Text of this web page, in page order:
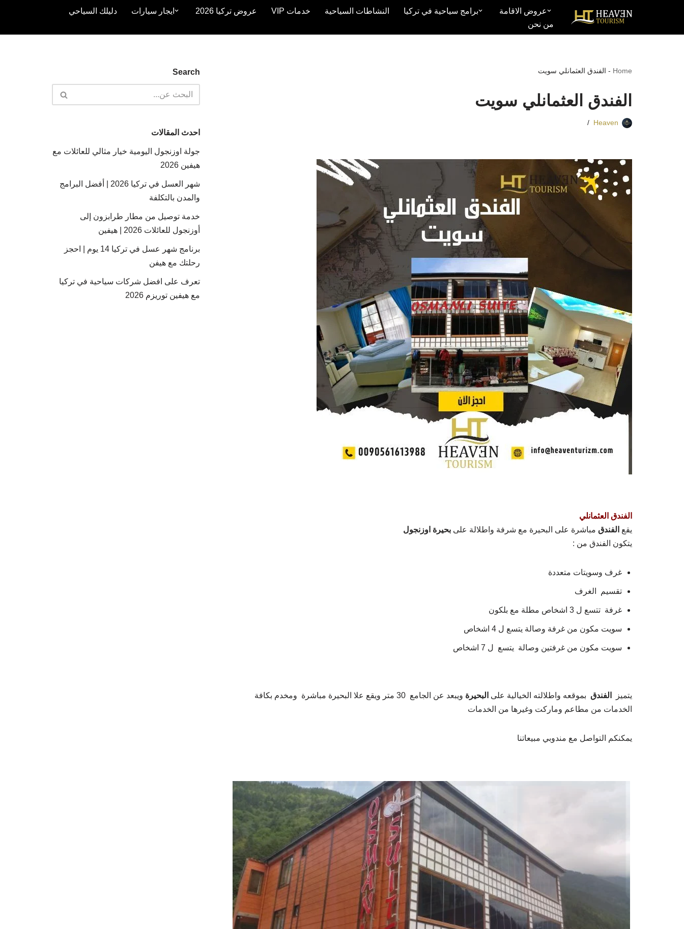
عروض الاقامة برامج سياحية في تركيا النشاطات السياحية خدمات VIP عروض تركيا 2026 ايجار سيارات
دليلك السياحي
من نحن
Home
- الفندق العثمانلي سويت
الفندق العثمانلي سويت
Heaven
الفندق العثمانلي
يقع الفندق مباشرة على البحيرة مع شرفة واطلالة على بحيرة اوزنجول
يتكون الفندق من :
غرف وسويتات متعددة
تقسيم الغرف
غرفة تتسع ل 3 اشخاص مطلة مع بلكون
سويت مكون من غرفة وصالة يتسع ل 4 اشخاص
سويت مكون من غرفتين وصالة يتسع ل 7 اشخاص
يتميز الفندق بموقعه واطلالته الخيالية على البحيرة
ويبعد عن الجامع 30 متر ويقع علا البحيرة مباشرة ومخدم بكافة
الخدمات من مطاعم وماركت وغيرها من الخدمات
يمكنكم التواصل مع مندوبي مبيعاتنا
Search
احدث المقالات
جولة اوزنجول اليومية خيار مثالي للعائلات مع
هيفين 2026
شهر العسل في تركيا 2026 | أفضل البرامج
والمدن بالتكلفة
خدمة توصيل من مطار طرابزون إلى
أوزنجول للعائلات 2026 | هيفين
برنامج شهر عسل في تركيا 14 يوم | احجز
رحلتك مع هيفن
تعرف على افضل شركات سياحية في تركيا
مع هيفين توريزم 2026